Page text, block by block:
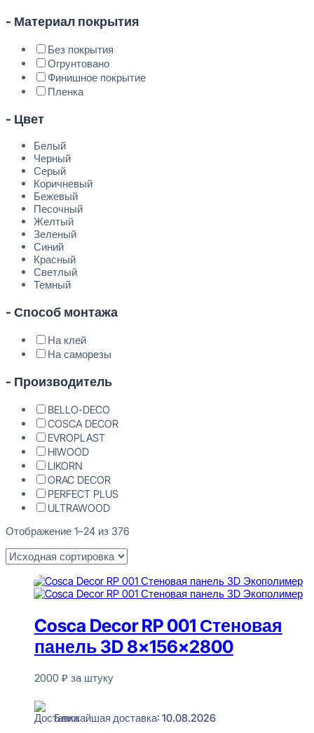
- Материал покрытия
Без покрытия
Огрунтовано
Финишное покрытие
Пленка
- Цвет
Белый
Черный
Серый
Коричневый
Бежевый
Песочный
Желтый
Зеленый
Синий
Красный
Светлый
Темный
- Способ монтажа
На клей
На саморезы
- Производитель
BELLO-DECO
COSCA DECOR
EVROPLAST
HIWOOD
LIKORN
ORAC DECOR
PERFECT PLUS
ULTRAWOOD
Отображение 1–24 из 376
Cosca Decor RP 001 Стеновая
панель 3D 8x156x2800
2000 ₽ за штуку
Ближайшая доставка: 10.08.2026